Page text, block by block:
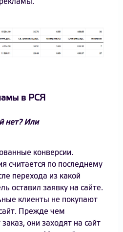
рекламы.
в РСЯ
нет? Или
конверсии.
считается по последнему
перехода из какой
оставил заявку на сайте.
клиенты не покупают
Прежде чем
они заходят на сайт